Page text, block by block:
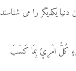
یکدیگر را می شناسند
شَيْءٍ كُلُّ امْرِئٍ بِمَا كَسَبَ